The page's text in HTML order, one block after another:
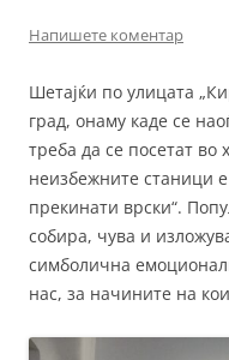
Напишете коментар
Шетајќи по улицата
град, онаму каде се
треба да се посетат во
неизбежните станици
прекинати врски“.
собира, чува и
симболична
нас, за начините на